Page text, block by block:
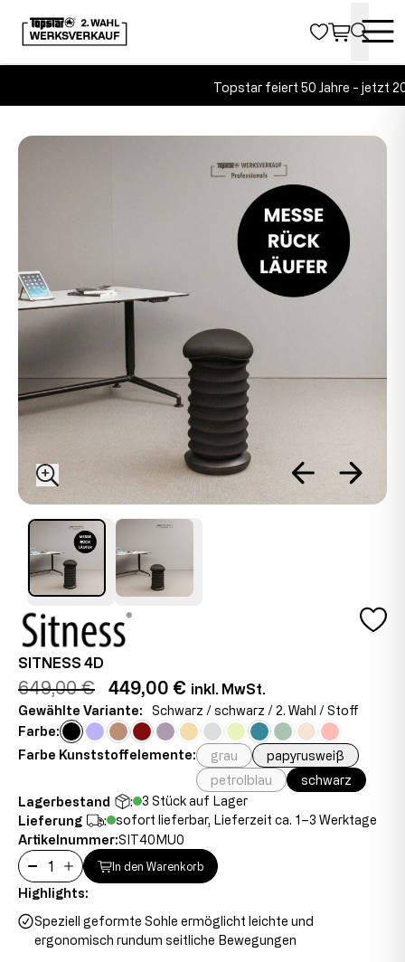
Topstar feiert 50 Jahre - jetzt
SITNESS 4D
649,00 € 449,00 € inkl. MwSt.
Gewählte Variante:
Schwarz / schwarz / 2. Wahl / Stoff
Farbe:
Farbe Kunststoffelemente:
grau
papyrusweiß
petrolblau
schwarz
Lagerbestand
:
3 Stück auf Lager
Lieferung
:
sofort lieferbar, Lieferzeit ca. 1–3 Werktage
Artikelnummer:SIT40MU0
In den Warenkorb
Highlights:
Speziell geformte Sohle ermöglicht leichte und
ergonomisch rundum seitliche Bewegungen